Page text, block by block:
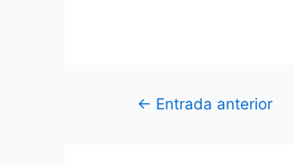
Navegación
← Entrada anterior